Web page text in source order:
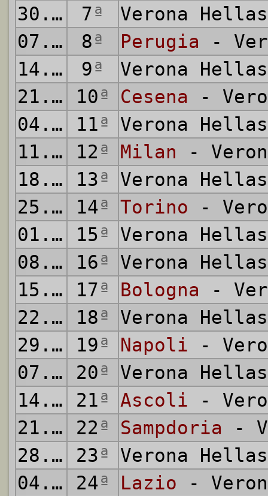
30.11.1975
7ª
Verona
07.12.1975
8ª Perugia -
14.12.1975
9ª
Verona
21.12.1975
10ª Cesena -
04.01.1976
11ª
Verona
11.01.1976
12ª Milan -
18.01.1976
13ª
Verona
25.01.1976
14ª Torino -
01.02.1976
15ª
Verona
08.02.1976
16ª
Verona
15.02.1976
17ª Bologna -
22.02.1976
18ª
Verona
29.02.1976
19ª Napoli -
07.03.1976
20ª
Verona
14.03.1976
21ª Ascoli -
21.03.1976
22ª Sampdoria -
28.03.1976
23ª
Verona
04.04.1976
24ª Lazio -